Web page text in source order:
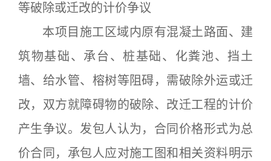
等破除或迁改的计价争议
本项目施工区域内原有混凝土路面、建
筑物基础、承台、桩基础、化粪池、挡土
墙、给水管、榕树等阻碍，需破除外运或迁
改，双方就障碍物的破除、改迁工程的计价
产生争议。发包人认为，合同价格形式为总
价合同，承包人应对施工图和相关资料明示